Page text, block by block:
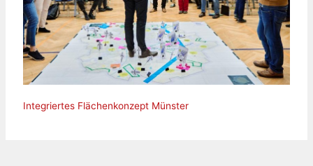
Integriertes Flächenkonzept Münster